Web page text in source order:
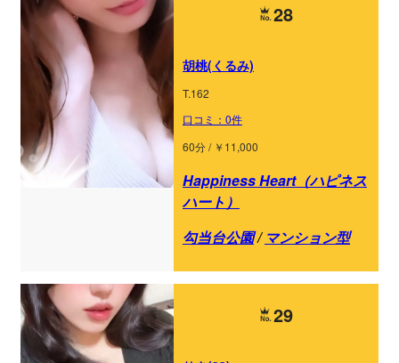
28
胡桃(くるみ)
T.162
口コミ：0件
60分 / ￥11,000
Happiness Heart（ハピネス
ハート）
勾当台公園/ マンション型
29